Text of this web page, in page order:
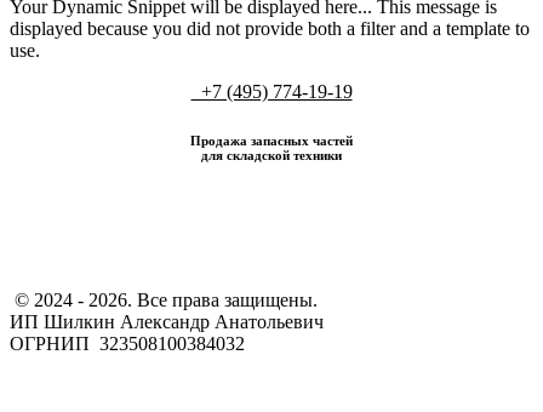
Your Dynamic Snippet will be displayed here... This message is
displayed because you did not provide both a filter and a template to
use.
+7 (495) 774-19-19
Продажа запасных частей
для складской техники
​ © 2024 - 2026. Все права защищены.
ИП Шилкин Александр Анатольевич
ОГРНИП 323508100384032